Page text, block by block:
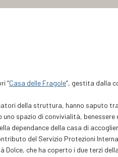
“Casa delle Fragole“, gestita dalla
della struttura, hanno saputo
spazio di convivialità, benessere
dependance della casa di
del Servizio Protezioni
che ha coperto i due terzi